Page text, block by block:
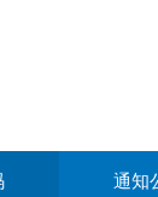
通知